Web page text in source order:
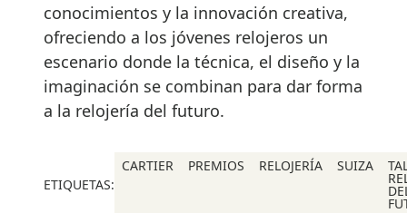
conocimientos y la innovación creativa,
ofreciendo a los jóvenes relojeros un
escenario donde la técnica, el diseño y la
imaginación se combinan para dar forma
a la relojería del futuro.
ETIQUETAS:
CARTIER PREMIOS RELOJERÍA SUIZA